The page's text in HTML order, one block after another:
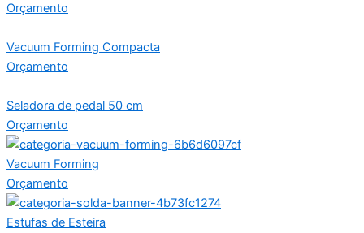
Orçamento
Vacuum Forming Compacta
Orçamento
Seladora de pedal 50 cm
Orçamento
Vacuum Forming
Orçamento
Estufas de Esteira